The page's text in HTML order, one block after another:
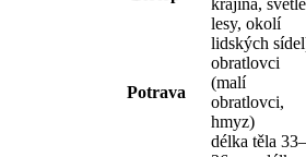
krajina, světlé
lesy, okolí
lidských
Potrava
obratlovci
(malí
obratlovci,
hmyz)
délka těla 33–